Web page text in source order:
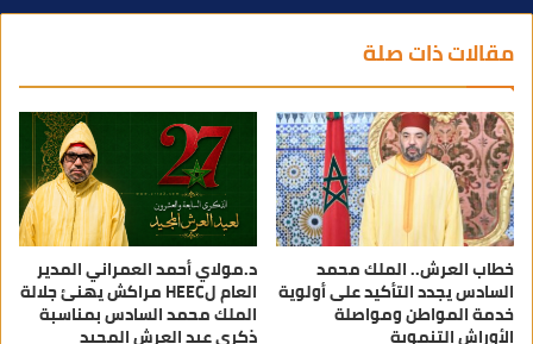
مقالات ذات صلة
خطاب العرش.. الملك محمد
السادس يجدد التأكيد على أولوية
خدمة المواطن ومواصلة
الأوراش التنموية
د.مولاي أحمد العمراني المدير
العام لHEEC مراكش يهنئ جلالة
الملك محمد السادس بمناسبة
ذكرى عيد العرش المجيد